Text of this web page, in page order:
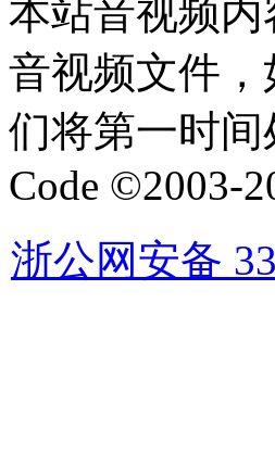
本站音视频
音视频文件
们将第一时
Code ©2003-
浙公网安备